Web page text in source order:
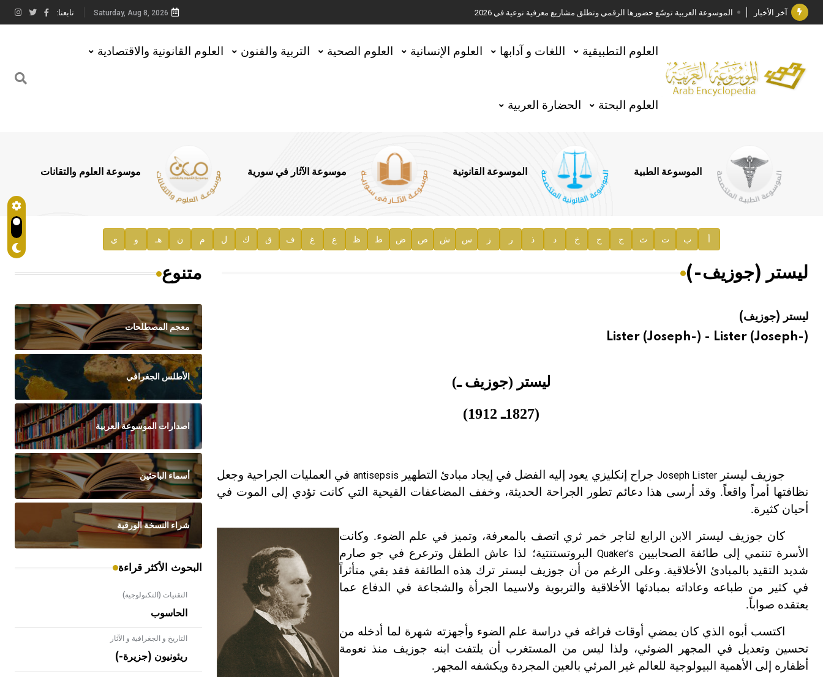
آخر الأخبار الموسوعة العربية توسّع حضورها الرقمي وتطلق مشاريع معرفية نوعية في 2026
جائزة مجمع الملك سلمان العالمي للغة العربية 2025
الأستاذ إياد خالد الطباع مدير عام لهيئة الموسوعة العربية
السيد محمد ياسين صالح وزيرا للثقافة
توصيات مجلس الإدارة
صدور المجلد السابع من موسوعة الآثار في سورية
إعلان..
هيئة الموسوعة العربية تطلق موسوعات جديدة في عام 2026
Saturday, Aug 8, 2026 تابعنا:
العلوم التطبيقية اللغات و آدابها العلوم الإنسانية العلوم الصحية التربية والفنون العلوم القانونية والاقتصادية
العلوم البحتة الحضارة العربية
الموسوعة الطبية الموسوعة القانونية موسوعة الآثار في سورية موسوعة العلوم والتقانات
أ ب ت ث ج ح خ د ذ ر ز س ش ص ض ط ظ ع غ ف ق ك ل م ن هـ و ي
ليستر (جوزيف-)
ليستر (جوزيف)
Lister (Joseph-) - Lister (Joseph-)
ليستر (جوزيف ـ)
(1827ـ 1912)
جوزيف ليسترJoseph Lister جراح إنكليزي يعود إليه الفضل في إيجاد مبادئ التطهير antisepsis في العمليات الجراحية وجعل
نظافتها أمراً واقعاً. وقد أرسى هذا دعائم تطور الجراحة الحديثة، وخفف المضاعفات القيحية التي كانت تؤدي إلى الموت في
أحيان كثيرة.
كان جوزيف ليستر الابن الرابع لتاجر خمر ثري اتصف بالمعرفة، وتميز في علم الضوء. وكانت
الأسرة تنتمي إلى طائفة الصحابيين Quaker’s البروتستنتية؛ لذا عاش الطفل وترعرع في جو صارم
شديد التقيد بالمبادئ الأخلاقية. وعلى الرغم من أن جوزيف ليستر ترك هذه الطائفة فقد بقي متأثراً
في كثير من طباعه وعاداته بمبادئها الأخلاقية والتربوية ولاسيما الجرأة والشجاعة في الدفاع عما
يعتقده صواباً.
اكتسب أبوه الذي كان يمضي أوقات فراغه في دراسة علم الضوء وأجهزته شهرة لما أدخله من
تحسين وتعديل في المجهر الضوئي، ولذا ليس من المستغرب أن يلتفت ابنه جوزيف منذ نعومة
أظفاره إلى الأهمية البيولوجية للعالم غير المرئي بالعين المجردة ويكشفه المجهر.
متنوع
معجم المصطلحات
الأطلس الجغرافي
اصدارات الموسوعة العربية
أسماء الباحثين
شراء النسخة الورقية
البحوث الأكثر قراءة
التقنيات (التكنولوجية)
الحاسوب
التاريخ و الجغرافية و الآثار
ريئونيون (جزيرة-)